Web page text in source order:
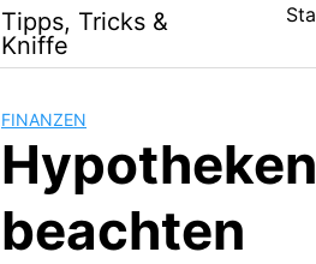
Tipps, Tricks &
Kniffe
FINANZEN
beachten